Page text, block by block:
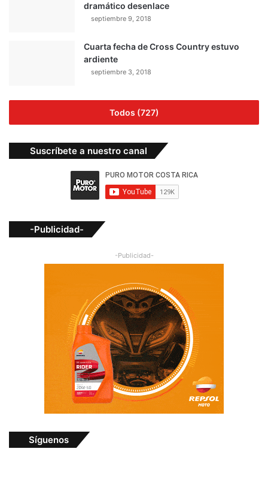
dramático desenlace
septiembre 9, 2018
Cuarta fecha de Cross Country estuvo
ardiente
septiembre 3, 2018
Todos (727)
Suscríbete a nuestro canal
-Publicidad-
-Publicidad-
Síguenos